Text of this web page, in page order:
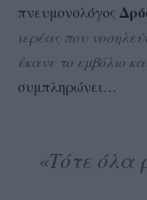
πνευμονολόγος
ιερέας που
έκανε το εμβόλιο
συμπληρώνει…
«Τότε